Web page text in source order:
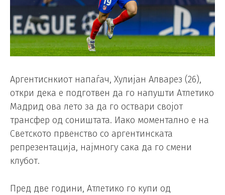
Аргентиснкиот напаѓач, Хулијан Алварез (26),
откри дека е подготвен да го напушти Атлетико
Мадрид ова лето за да го оствари својот
трансфер од соништата. Иако моментално е на
Светското првенство со аргентинската
репрезентација, најмногу сака да го смени
клубот.
Пред две години, Атлетико го купи од